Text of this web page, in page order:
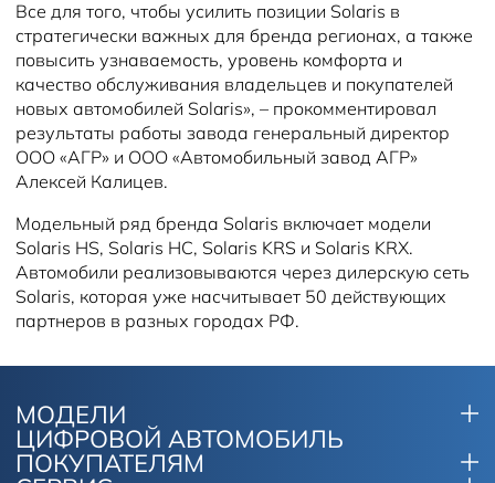
Все для того, чтобы усилить позиции Solaris в
стратегически важных для бренда регионах, а также
повысить узнаваемость, уровень комфорта и
качество обслуживания владельцев и покупателей
новых автомобилей Solaris», – прокомментировал
результаты работы завода генеральный директор
ООО «АГР» и ООО «Автомобильный завод АГР»
Алексей Калицев.
Модельный ряд бренда Solaris включает модели
Solaris HS, Solaris HC, Solaris KRS и Solaris KRX.
Автомобили реализовываются через дилерскую сеть
Solaris, которая уже насчитывает 50 действующих
партнеров в разных городах РФ.
МОДЕЛИ
ЦИФРОВОЙ АВТОМОБИЛЬ
ПОКУПАТЕЛЯМ